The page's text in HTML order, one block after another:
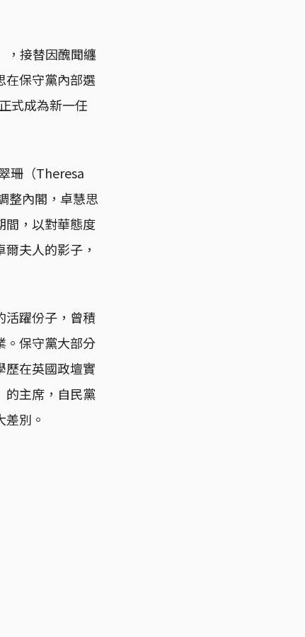
，接替因醜聞纏
在保守黨內部選
式成為新一任
珊（Theresa
整內閣，卓慧思
間，以對華態度
夫人的影子，
活躍份子，曾積
。保守黨大部分
歷在英國政壇實
的主席，自民黨
別。